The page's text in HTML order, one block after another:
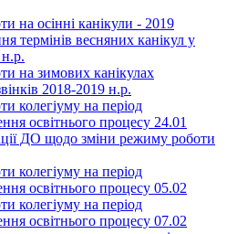
на осінні канікули - 2019
термінів весняних канікул у
на зимових канікулах
2018-2019 н.р.
колегіуму на період
освітнього процесу 24.01
ДО щодо зміни режиму роботи
колегіуму на період
освітнього процесу 05.02
колегіуму на період
освітнього процесу 07.02